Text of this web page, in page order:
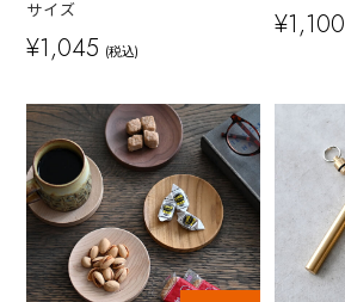
サイズ
¥1,045 (税込)
¥1,100